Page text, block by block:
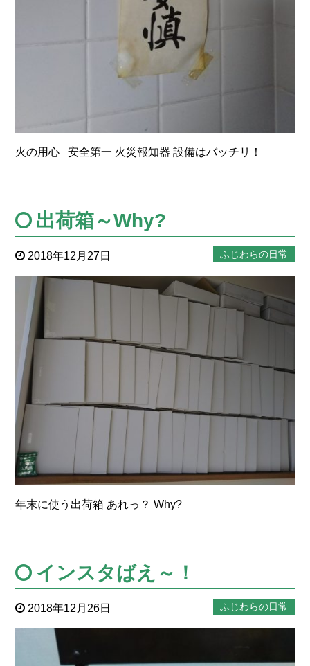
火の用心 安全第一 火災報知器 設備はバッチリ！
出荷箱～Why?
2018年12月27日 ふじわらの日常
年末に使う出荷箱 あれっ？ Why?
インスタばえ～！
2018年12月26日 ふじわらの日常